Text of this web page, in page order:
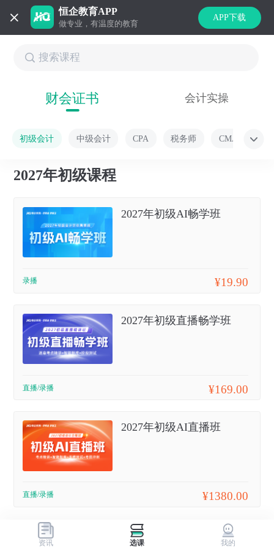
恒企教育APP
做专业，有温度的教育
APP下载
财会证书 会计实操
初级会计 中级会计 CPA 税务师 CMA
2027年初级课程
2027年初级AI畅学班
录播 ¥19.90
2027年初级直播畅学班
直播/录播 ¥169.00
2027年初级AI直播班
直播/录播 ¥1380.00
资讯 选课 我的